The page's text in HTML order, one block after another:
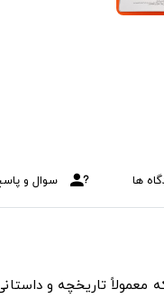
ها سوال و
معمولاً تاریخچه و